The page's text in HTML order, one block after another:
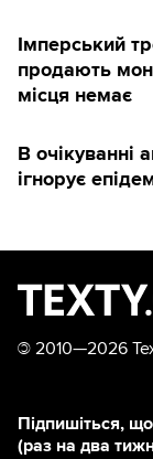
Імперський
продають
місця немає
В очікуванні
ігнорує
© 2010—2026
Підпишіться,
(раз на два